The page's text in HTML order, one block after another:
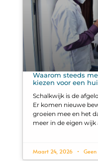
Waarom steeds
kiezen voor een
Schalkwijk is de
Er komen nieuwe
groeien mee en het
meer in de eigen wijk
Maart 24, 2026